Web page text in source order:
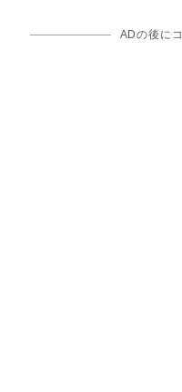
ADの後に